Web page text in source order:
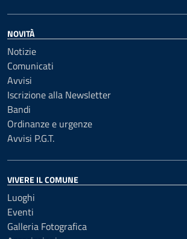
NOVITÀ
Notizie
Comunicati
Avvisi
Iscrizione alla Newsletter
Bandi
Ordinanze e urgenze
Avvisi P.G.T.
VIVERE IL COMUNE
Luoghi
Eventi
Galleria Fotografica